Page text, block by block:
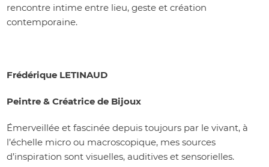
rencontre intime entre lieu, geste et création
contemporaine.
Frédérique LETINAUD
Peintre & Créatrice de Bijoux
Émerveillée et fascinée depuis toujours par le vivant, à
l’échelle micro ou macroscopique, mes sources
d’inspiration sont visuelles, auditives et sensorielles.